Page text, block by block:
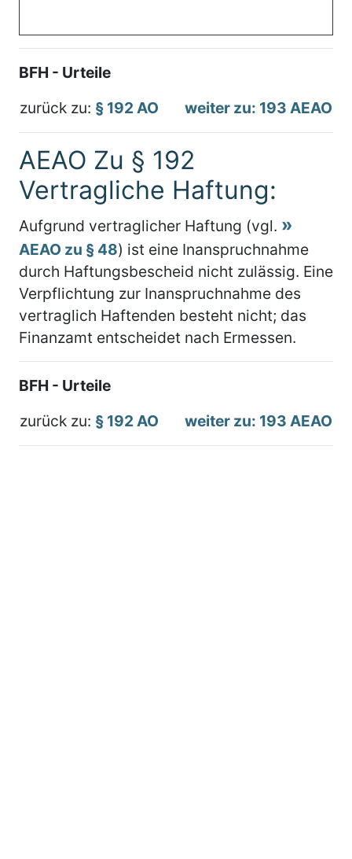
BFH - Urteile
zurück zu: § 192 AO weiter zu: 193 AEAO
AEAO Zu § 192
Vertragliche Haftung:
Aufgrund vertraglicher Haftung (vgl.
AEAO zu § 48) ist eine Inanspruchnahme
durch Haftungsbescheid nicht zulässig. Eine
Verpflichtung zur Inanspruchnahme des
vertraglich Haftenden besteht nicht; das
Finanzamt entscheidet nach Ermessen.
BFH - Urteile
zurück zu: § 192 AO weiter zu: 193 AEAO